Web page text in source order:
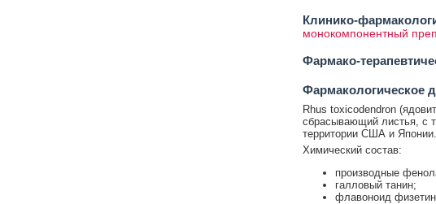
Клинико-
монокомпонентный
Фармако-
Фармакологическое
Rhus toxicodendron
сбрасывающий листья, с
территории США и Японии.
Химический состав:
производные
галловый танин;
флавоноид